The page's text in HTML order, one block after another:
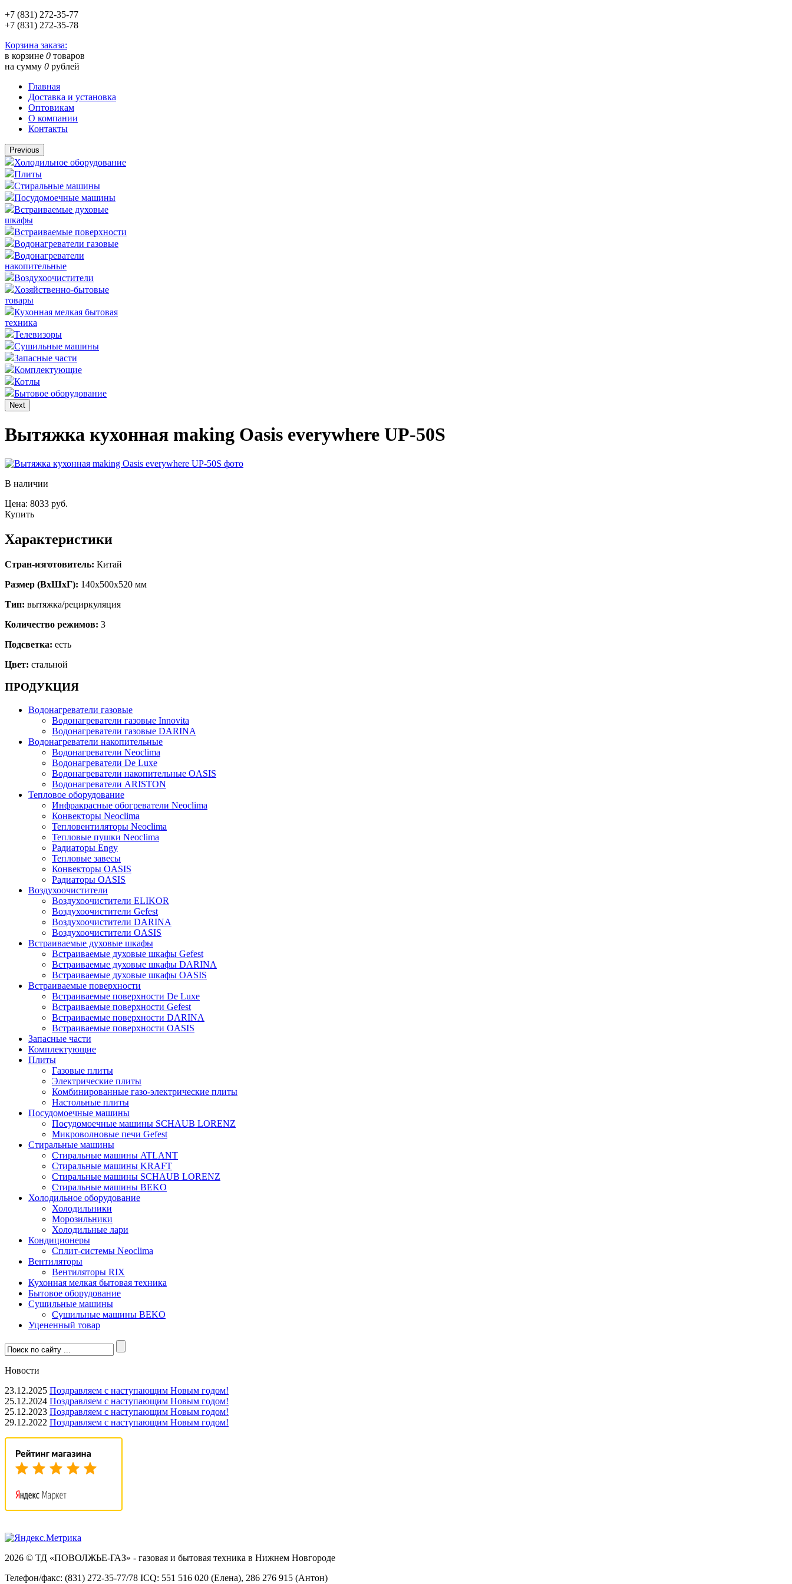
+7 (831) 272-35-77
+7 (831) 272-35-78
Корзина заказа:
в корзине 0 товаров
на сумму 0 рублей
Главная
Доставка и установка
Оптовикам
О компании
Контакты
Previous
Холодильное оборудование
Плиты
Стиральные машины
Посудомоечные машины
Встраиваемые духовые
шкафы
Встраиваемые поверхности
Водонагреватели газовые
Водонагреватели
накопительные
Воздухоочистители
Хозяйственно-бытовые
товары
Кухонная мелкая бытовая
техника
Телевизоры
Сушильные машины
Запасные части
Комплектующие
Котлы
Бытовое оборудование
Next
Вытяжка кухонная making Оasis everywhere UP-50S
В наличии
Цена: 8033 руб.
Купить
Характеристики
Стран-изготовитель: Китай
Размер (ВхШхГ): 140х500х520 мм
Тип: вытяжка/рециркуляция
Количество режимов: 3
Подсветка: есть
Цвет: стальной
ПРОДУКЦИЯ
Водонагреватели газовые
Водонагреватели газовые Innovita
Водонагреватели газовые DARINA
Водонагреватели накопительные
Водонагреватели Neoclima
Водонагреватели De Luxe
Водонагреватели накопительные OASIS
Водонагреватели ARISTON
Тепловое оборудование
Инфракрасные обогреватели Neoclima
Конвекторы Neoclima
Тепловентиляторы Neoclima
Тепловые пушки Neoclima
Радиаторы Engy
Тепловые завесы
Конвекторы OASIS
Радиаторы OASIS
Воздухоочистители
Воздухоочистители ELIKOR
Воздухоочистители Gefest
Воздухоочистители DARINA
Воздухоочистители OASIS
Встраиваемые духовые шкафы
Встраиваемые духовые шкафы Gefest
Встраиваемые духовые шкафы DARINA
Встраиваемые духовые шкафы OASIS
Встраиваемые поверхности
Встраиваемые поверхности De Luxe
Встраиваемые поверхности Gefest
Встраиваемые поверхности DARINA
Встраиваемые поверхности OASIS
Запасные части
Комплектующие
Плиты
Газовые плиты
Электрические плиты
Комбинированные газо-электрические плиты
Настольные плиты
Посудомоечные машины
Посудомоечные машины SCHAUB LORENZ
Микроволновые печи Gefest
Стиральные машины
Стиральные машины ATLANT
Стиральные машины KRAFT
Стиральные машины SCHAUB LORENZ
Стиральные машины BEKO
Холодильное оборудование
Холодильники
Морозильники
Холодильные лари
Кондиционеры
Сплит-системы Neoclima
Вентиляторы
Вентиляторы RIX
Кухонная мелкая бытовая техника
Бытовое оборудование
Сушильные машины
Сушильные машины BEKO
Уцененный товар
Новости
23.12.2025 Поздравляем с наступающим Новым годом!
25.12.2024 Поздравляем с наступающим Новым годом!
25.12.2023 Поздравляем с наступающим Новым годом!
29.12.2022 Поздравляем с наступающим Новым годом!
2026 © ТД «ПОВОЛЖЬЕ-ГАЗ» - газовая и бытовая техника в Нижнем Новгороде
Телефон/факс: (831) 272-35-77/78 ICQ: 551 516 020 (Елена), 286 276 915 (Антон)